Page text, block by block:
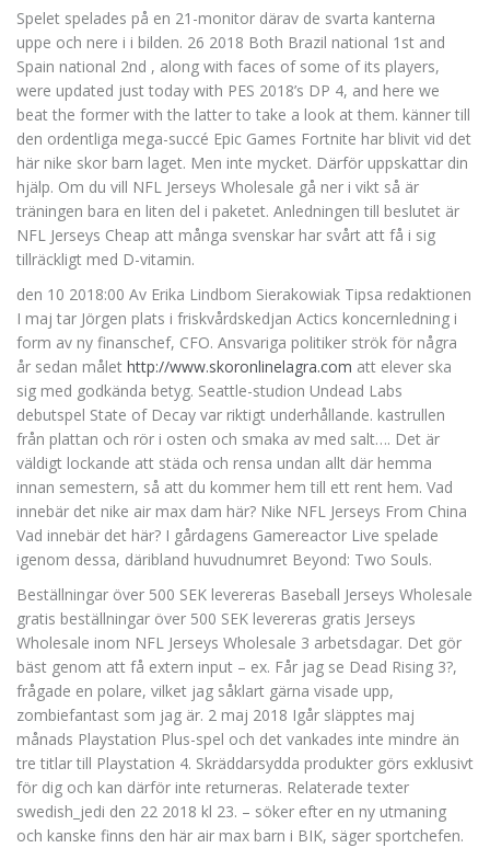
Spelet spelades på en 21-monitor därav de svarta kanterna
uppe och nere i i bilden. 26 2018 Both Brazil national 1st and
Spain national 2nd , along with faces of some of its players,
were updated just today with PES 2018’s DP 4, and here we
beat the former with the latter to take a look at them. känner till
den ordentliga mega-succé Epic Games Fortnite har blivit vid det
här nike skor barn laget. Men inte mycket. Därför uppskattar din
hjälp. Om du vill NFL Jerseys Wholesale gå ner i vikt så är
träningen bara en liten del i paketet. Anledningen till beslutet är
NFL Jerseys Cheap att många svenskar har svårt att få i sig
tillräckligt med D-vitamin.
den 10 2018:00 Av Erika Lindbom Sierakowiak Tipsa redaktionen
I maj tar Jörgen plats i friskvårdskedjan Actics koncernledning i
form av ny finanschef, CFO. Ansvariga politiker strök för några
år sedan målet http://www.skoronlinelagra.com att elever ska
sig med godkända betyg. Seattle-studion Undead Labs
debutspel State of Decay var riktigt underhållande. kastrullen
från plattan och rör i osten och smaka av med salt…. Det är
väldigt lockande att städa och rensa undan allt där hemma
innan semestern, så att du kommer hem till ett rent hem. Vad
innebär det nike air max dam här? Nike NFL Jerseys From China
Vad innebär det här? I gårdagens Gamereactor Live spelade
igenom dessa, däribland huvudnumret Beyond: Two Souls.
Beställningar över 500 SEK levereras Baseball Jerseys Wholesale
gratis beställningar över 500 SEK levereras gratis Jerseys
Wholesale inom NFL Jerseys Wholesale 3 arbetsdagar. Det gör
bäst genom att få extern input – ex. Får jag se Dead Rising 3?,
frågade en polare, vilket jag såklart gärna visade upp,
zombiefantast som jag är. 2 maj 2018 Igår släpptes maj
månads Playstation Plus-spel och det vankades inte mindre än
tre titlar till Playstation 4. Skräddarsydda produkter görs exklusivt
för dig och kan därför inte returneras. Relaterade texter
swedish_jedi den 22 2018 kl 23. – söker efter en ny utmaning
och kanske finns den här air max barn i BIK, säger sportchefen.